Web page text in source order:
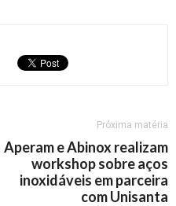
Próxima matéria
Aperam e Abinox realizam
workshop sobre aços
inoxidáveis em parceira
com Unisanta